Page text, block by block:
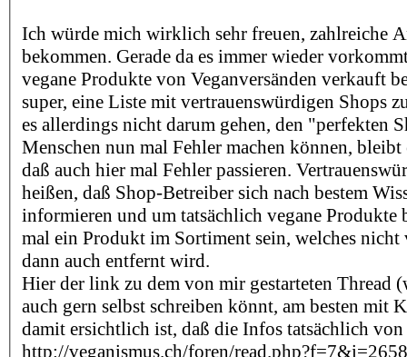
Ich würde mich wirklich sehr freuen, zahlreiche
bekommen. Gerade da es immer wieder
vegane Produkte von Veganversänden verkauft
super, eine Liste mit vertrauenswürdigen Shops
es allerdings nicht darum gehen, den "perfekten
Menschen nun mal Fehler machen können, bleibt
daß auch hier mal Fehler passieren.
heißen, daß Shop-Betreiber sich nach bestem
informieren und um tatsächlich vegane Produkte
mal ein Produkt im Sortiment sein, welches nicht
dann auch entfernt wird.
Hier der link zu dem von mir gestarteten Thread
auch gern selbst schreiben könnt, am besten mit
damit ersichtlich ist, daß die Infos tatsächlich von
http://veganismus.ch/foren/